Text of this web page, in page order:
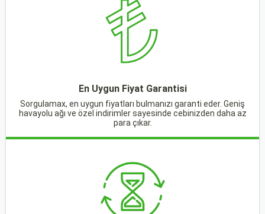
En Uygun Fiyat Garantisi
Sorgulamax, en uygun fiyatları bulmanızı garanti eder. Geniş
havayolu ağı ve özel indirimler sayesinde cebinizden daha az
para çıkar.